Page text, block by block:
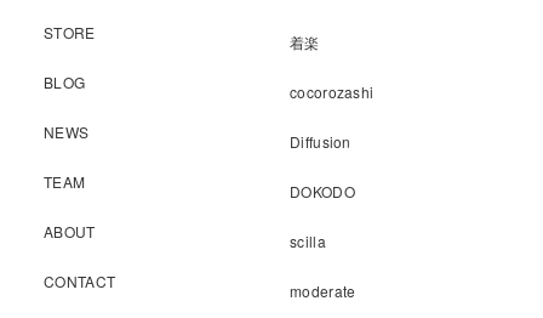
STORE
BLOG
NEWS
TEAM
ABOUT
CONTACT
着楽
cocorozashi
Diffusion
DOKODO
scilla
moderate